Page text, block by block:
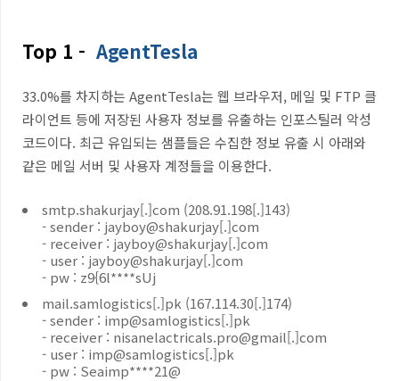
Top 1 - AgentTesla
33.0%를 차지하는 AgentTesla는 웹 브라우저, 메일 및 FTP 클
라이언트 등에 저장된 사용자 정보를 유출하는 인포스틸러 악성
코드이다. 최근 유입되는 샘플들은 수집한 정보 유출 시 아래와
같은 메일 서버 및 사용자 계정들을 이용한다.
smtp.shakurjay[.]com (208.91.198[.]143)
- sender : jayboy@shakurjay[.]com
- receiver : jayboy@shakurjay[.]com
- user : jayboy@shakurjay[.]com
- pw : z9{6l****sUj
mail.samlogistics[.]pk (167.114.30[.]174)
- sender : imp@samlogistics[.]pk
- receiver : nisanelactricals.pro@gmail[.]com
- user : imp@samlogistics[.]pk
- pw : Seaimp****21@